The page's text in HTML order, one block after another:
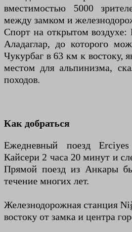
вместимостью 5000
между замком и
Спорт на открытом
Аладаглар, до которого
Чукурбаг в 63 км к востоку,
местом для альпинизма,
походов.
Как добраться
Ежедневный поезд
Кайсери 2 часа 20 минут и
Прямой поезд из Анкары
течение многих лет.
Железнодорожная станция
востоку от замка и центра